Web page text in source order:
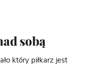
sobą
który piłkarz jest